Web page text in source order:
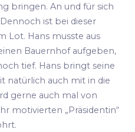
bringen. An und für sich
ist bei dieser
Lot. Hans musste aus
Bauernhof aufgeben,
tief. Hans bringt seine
natürlich auch mit in die
gerne auch mal von
motivierten „Präsidentin“